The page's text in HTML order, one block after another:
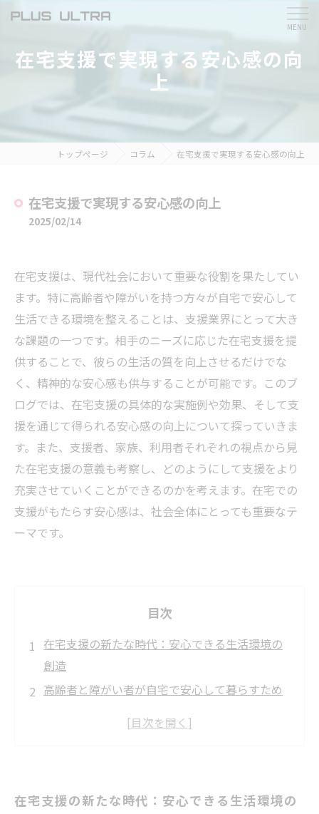
在宅支援で実現する安心感の向
上
トップページ コラム 在宅支援で実現する安心感の向上
在宅支援で実現する安心感の向上
2025/02/14
在宅支援は、現代社会において重要な役割を果たしてい
ます。特に高齢者や障がいを持つ方々が自宅で安心して
生活できる環境を整えることは、支援業界にとって大き
な課題の一つです。相手のニーズに応じた在宅支援を提
供することで、彼らの生活の質を向上させるだけでな
く、精神的な安心感も供与することが可能です。このブ
ログでは、在宅支援の具体的な実施例や効果、そして支
援を通じて得られる安心感の向上について探っていきま
す。また、支援者、家族、利用者それぞれの視点から見
た在宅支援の意義も考察し、どのようにして支援をより
充実させていくことができるのかを考えます。在宅での
支援がもたらす安心感は、社会全体にとっても重要なテ
ーマです。
目次
在宅支援の新たな時代：安心できる生活環境の
創造
高齢者と障がい者が自宅で安心して暮らすため
現場から見える在宅支援の実態：ニーズに応じ
めるか
在宅支援の新たな時代：安心できる生活環境の